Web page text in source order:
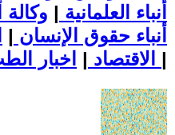
أنباء العلمانية | وكالة
أنباء حقوق الإنسان |
الاقتصاد | |